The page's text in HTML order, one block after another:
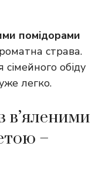
помідорами
страва.
обіду
легко.
в’яленими
–